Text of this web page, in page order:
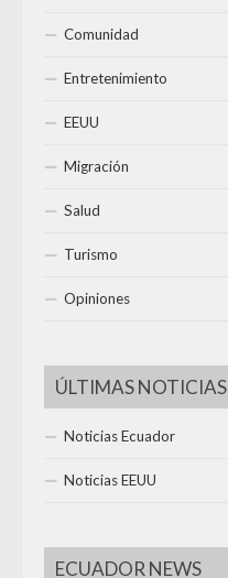
Comunidad
Entretenimiento
EEUU
Migración
Salud
Turismo
Opiniones
ÚLTIMAS NOTICIAS
Noticias Ecuador
Noticias EEUU
ECUADOR NEWS